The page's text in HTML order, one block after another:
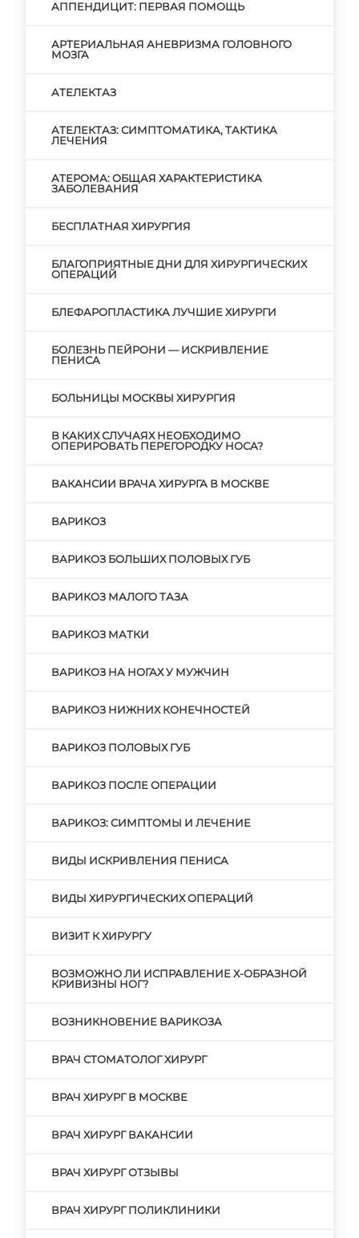
АППЕНДИЦИТ: ПЕРВАЯ ПОМОЩЬ
АРТЕРИАЛЬНАЯ АНЕВРИЗМА ГОЛОВНОГО
МОЗГА
АТЕЛЕКТАЗ
АТЕЛЕКТАЗ: СИМПТОМАТИКА, ТАКТИКА
ЛЕЧЕНИЯ
АТЕРОМА: ОБЩАЯ ХАРАКТЕРИСТИКА
ЗАБОЛЕВАНИЯ
БЕСПЛАТНАЯ ХИРУРГИЯ
БЛАГОПРИЯТНЫЕ ДНИ ДЛЯ ХИРУРГИЧЕСКИХ
ОПЕРАЦИЙ
БЛЕФАРОПЛАСТИКА ЛУЧШИЕ ХИРУРГИ
БОЛЕЗНЬ ПЕЙРОНИ — ИСКРИВЛЕНИЕ
ПЕНИСА
БОЛЬНИЦЫ МОСКВЫ ХИРУРГИЯ
В КАКИХ СЛУЧАЯХ НЕОБХОДИМО
ОПЕРИРОВАТЬ ПЕРЕГОРОДКУ НОСА?
ВАКАНСИИ ВРАЧА ХИРУРГА В МОСКВЕ
ВАРИКОЗ
ВАРИКОЗ БОЛЬШИХ ПОЛОВЫХ ГУБ
ВАРИКОЗ МАЛОГО ТАЗА
ВАРИКОЗ МАТКИ
ВАРИКОЗ НА НОГАХ У МУЖЧИН
ВАРИКОЗ НИЖНИХ КОНЕЧНОСТЕЙ
ВАРИКОЗ ПОЛОВЫХ ГУБ
ВАРИКОЗ ПОСЛЕ ОПЕРАЦИИ
ВАРИКОЗ: СИМПТОМЫ И ЛЕЧЕНИЕ
ВИДЫ ИСКРИВЛЕНИЯ ПЕНИСА
ВИДЫ ХИРУРГИЧЕСКИХ ОПЕРАЦИЙ
ВИЗИТ К ХИРУРГУ
ВОЗМОЖНО ЛИ ИСПРАВЛЕНИЕ Х-ОБРАЗНОЙ
КРИВИЗНЫ НОГ?
ВОЗНИКНОВЕНИЕ ВАРИКОЗА
ВРАЧ СТОМАТОЛОГ ХИРУРГ
ВРАЧ ХИРУРГ В МОСКВЕ
ВРАЧ ХИРУРГ ВАКАНСИИ
ВРАЧ ХИРУРГ ОТЗЫВЫ
ВРАЧ ХИРУРГ ПОЛИКЛИНИКИ